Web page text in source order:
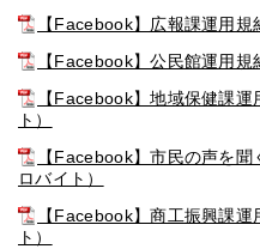
【Facebook】広報課運用
【Facebook】公民館運用
【Facebook】地域保健課
ト）
【Facebook】市民の声を
ロバイト）
【Facebook】商工振興課
ト）